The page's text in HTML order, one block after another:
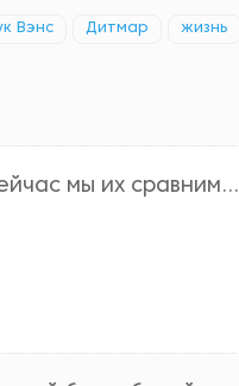
Вэнс Дитмар жизнь
мы их сравним…